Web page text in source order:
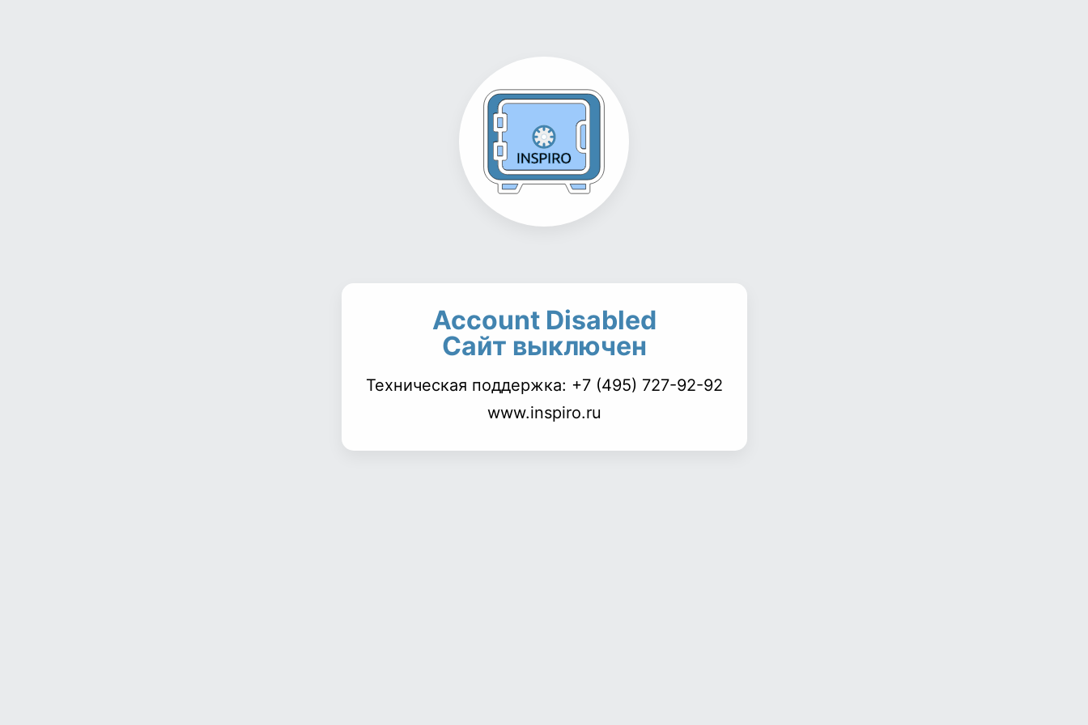
Account Disabled
Сайт выключен
Техническая поддержка: +7 (495) 727-92-92
www.inspiro.ru